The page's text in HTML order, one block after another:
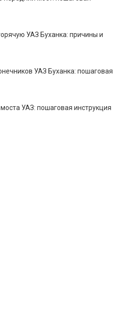
УАЗ Буханка: причины и
УАЗ Буханка: пошаговая
УАЗ: пошаговая инструкция